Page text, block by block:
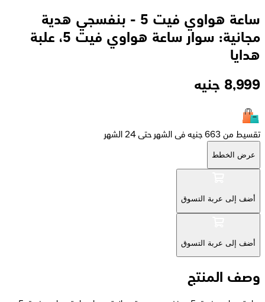
ساعة هواوي فيت 5 - بنفسجي هدية
مجانية: سوار ساعة هواوي فيت 5، علبة
هدايا
8,999 جنيه
تقسيط من 663 جنيه فى الشهر حتى 24 الشهر
عرض الخطط
أضف إلى عربة التسوق
أضف إلى عربة التسوق
وصف المنتج